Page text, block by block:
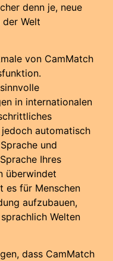
denn je, neue
der Welt
von CamMatch
in internationalen
automatisch
und
Ihres
überwindet
es für Menschen
aufzubauen,
Welten
dass CamMatch